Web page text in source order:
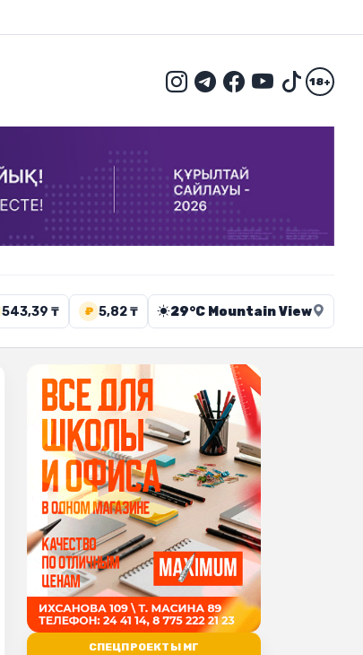
18+
543,39 ₸ ₽ 5,82 ₸ 29°C Mountain View
СПЕЦПРОЕКТЫ МГ